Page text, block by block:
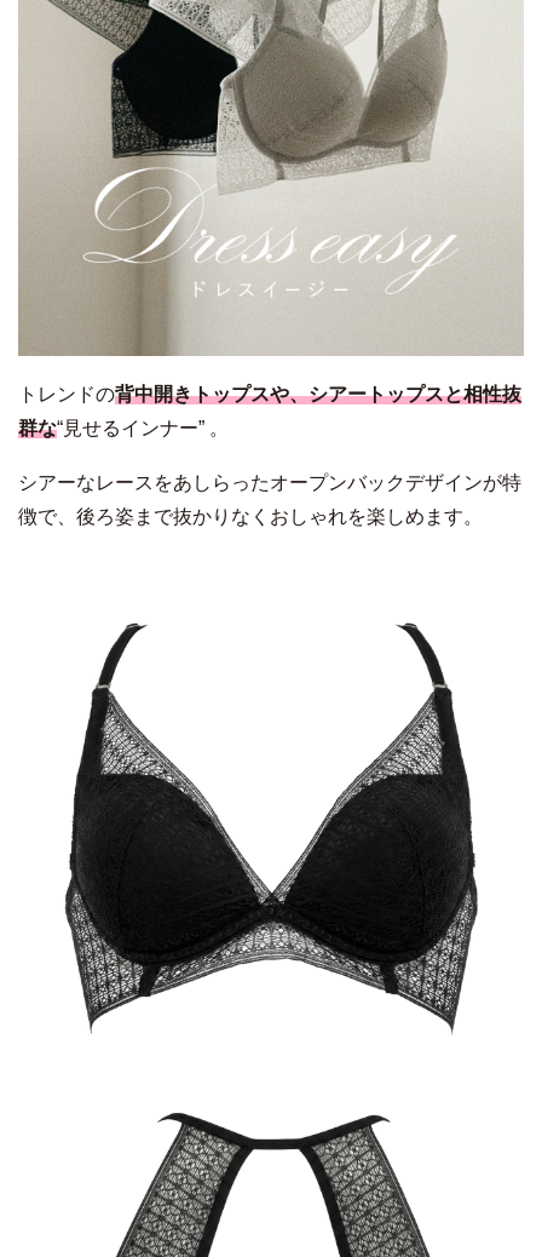
トレンドの背中開きトップスや、シアートップスと相性抜
群な“見せるインナー” 。
シアーなレースをあしらったオープンバックデザインが特
徴で、後ろ姿まで抜かりなくおしゃれを楽しめます。